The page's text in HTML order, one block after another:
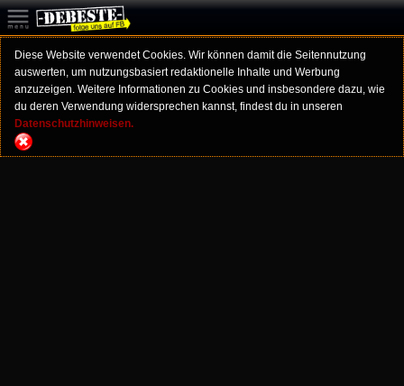
Diese Website verwendet Cookies. Wir können damit die Seitennutzung
auswerten, um nutzungsbasiert redaktionelle Inhalte und Werbung
anzuzeigen. Weitere Informationen zu Cookies und insbesondere dazu, wie
du deren Verwendung widersprechen kannst, findest du in unseren
Datenschutzhinweisen.